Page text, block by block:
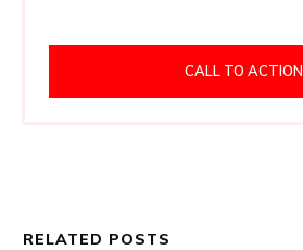
CALL TO ACTION
RELATED POSTS